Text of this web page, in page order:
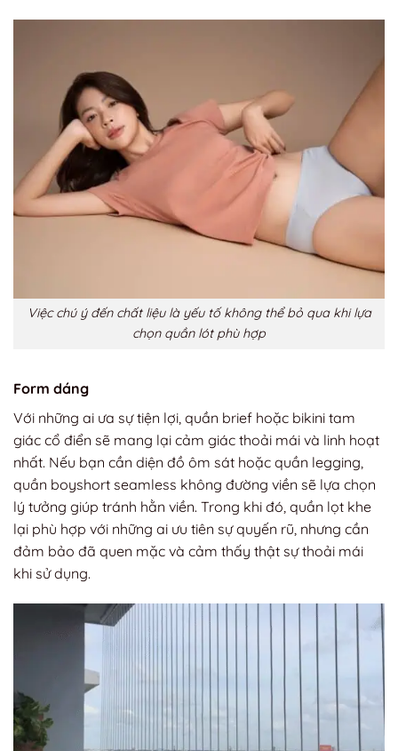
Việc chú ý đến chất liệu là yếu tố không thể bỏ qua khi lựa
chọn quần lót phù hợp
Form dáng
Với những ai ưa sự tiện lợi, quần brief hoặc bikini tam
giác cổ điển sẽ mang lại cảm giác thoải mái và linh hoạt
nhất. Nếu bạn cần diện đồ ôm sát hoặc quần legging,
quần boyshort seamless không đường viền sẽ lựa chọn
lý tưởng giúp tránh hằn viền. Trong khi đó, quần lọt khe
lại phù hợp với những ai ưu tiên sự quyến rũ, nhưng cần
đảm bảo đã quen mặc và cảm thấy thật sự thoải mái
khi sử dụng.